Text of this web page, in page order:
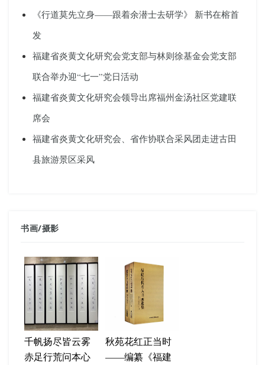
《行道莫先立身——跟着余潜士去研学》 新书在榕首
发
福建省炎黄文化研究会党支部与林则徐基金会党支部
联合举办迎“七一”党日活动
福建省炎黄文化研究会领导出席福州金汤社区党建联
席会
福建省炎黄文化研究会、省作协联合采风团走进古田
县旅游景区采风
书画/摄影
千帆扬尽皆云雾
赤足行荒问本心
秋苑花红正当时
——编纂《福建